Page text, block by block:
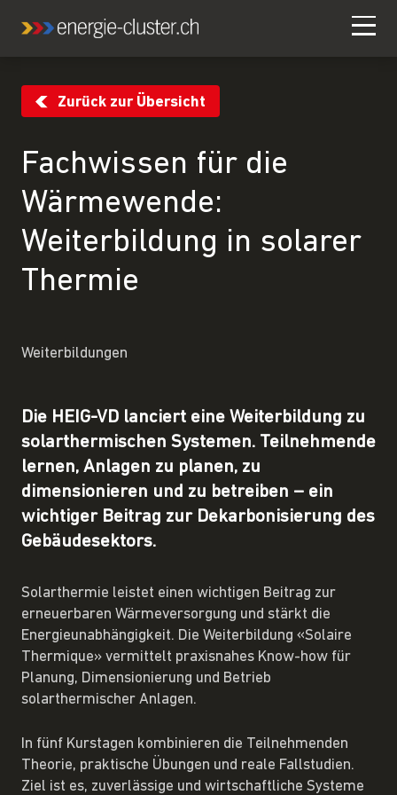
Zurück zur Übersicht
Fachwissen für die
Wärmewende:
Weiterbildung in solarer
Thermie
Weiterbildungen
Die HEIG-VD lanciert eine Weiterbildung zu
solarthermischen Systemen. Teilnehmende
lernen, Anlagen zu planen, zu
dimensionieren und zu betreiben – ein
wichtiger Beitrag zur Dekarbonisierung des
Gebäudesektors.
Solarthermie leistet einen wichtigen Beitrag zur
erneuerbaren Wärmeversorgung und stärkt die
Energieunabhängigkeit. Die Weiterbildung «Solaire
Thermique» vermittelt praxisnahes Know-how für
Planung, Dimensionierung und Betrieb
solarthermischer Anlagen.
In fünf Kurstagen kombinieren die Teilnehmenden
Theorie, praktische Übungen und reale Fallstudien.
Ziel ist es, zuverlässige und wirtschaftliche Systeme